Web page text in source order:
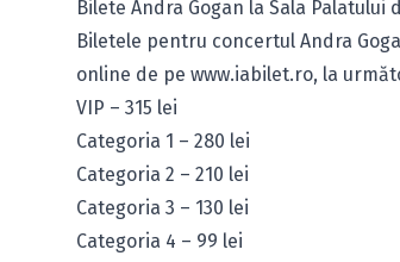
Bilete Andra Gogan la Sala Palatului
Biletele pentru concertul Andra
online de pe www.iabilet.ro, la
VIP – 315 lei
Categoria 1 – 280 lei
Categoria 2 – 210 lei
Categoria 3 – 130 lei
Categoria 4 – 99 lei